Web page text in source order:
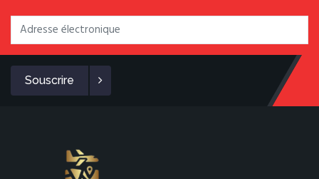
Souscrire